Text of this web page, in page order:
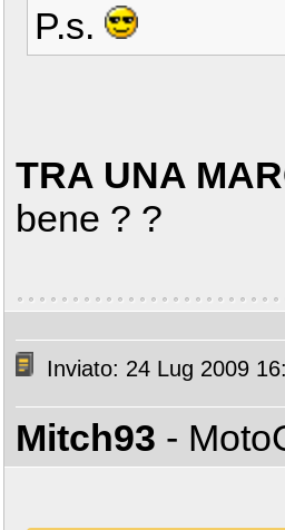
P.s.
TRA UNA
bene ? ?
Inviato: 24 Lug 2009
Mitch93 -